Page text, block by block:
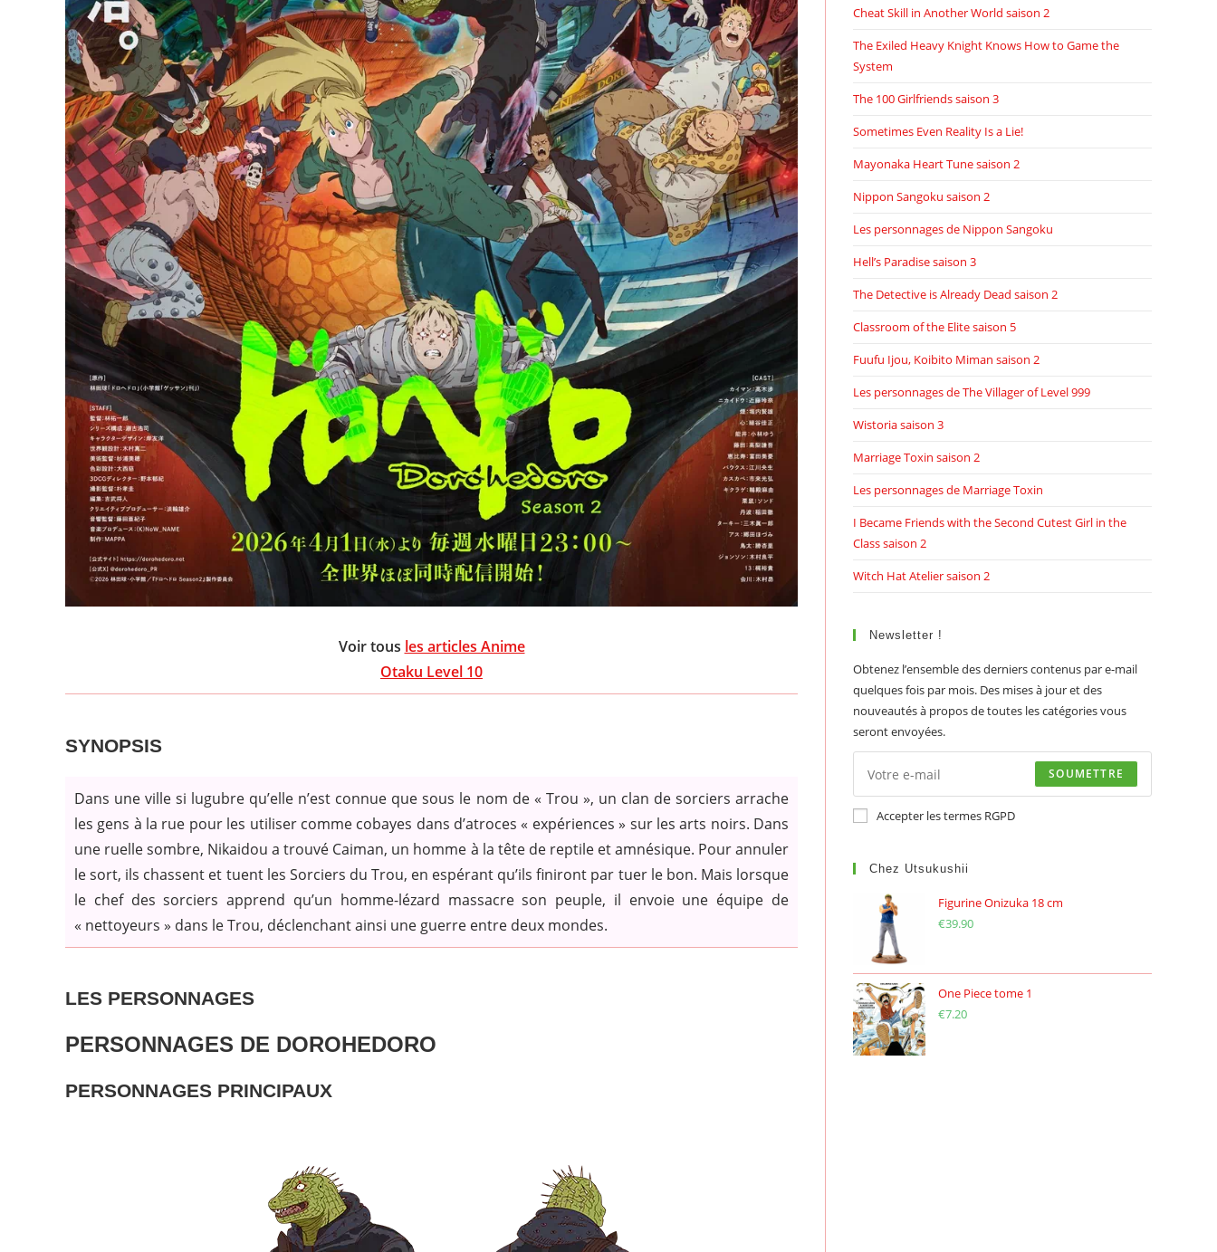
Voir tous les articles Anime
Otaku Level 10
SYNOPSIS
Dans une ville si lugubre qu’elle n’est connue que sous le nom de « Trou », un clan de sorciers arrache
les gens à la rue pour les utiliser comme cobayes dans d’atroces « expériences » sur les arts noirs. Dans
une ruelle sombre, Nikaidou a trouvé Caiman, un homme à la tête de reptile et amnésique. Pour annuler
le sort, ils chassent et tuent les Sorciers du Trou, en espérant qu’ils finiront par tuer le bon. Mais lorsque
le chef des sorciers apprend qu’un homme-lézard massacre son peuple, il envoie une équipe de
« nettoyeurs » dans le Trou, déclenchant ainsi une guerre entre deux mondes.
LES PERSONNAGES
PERSONNAGES DE DOROHEDORO
PERSONNAGES PRINCIPAUX
Cheat Skill in Another World saison 2
The Exiled Heavy Knight Knows How to Game the
System
The 100 Girlfriends saison 3
Sometimes Even Reality Is a Lie!
Mayonaka Heart Tune saison 2
Nippon Sangoku saison 2
Les personnages de Nippon Sangoku
Hell’s Paradise saison 3
The Detective is Already Dead saison 2
Classroom of the Elite saison 5
Fuufu Ijou, Koibito Miman saison 2
Les personnages de The Villager of Level 999
Wistoria saison 3
Marriage Toxin saison 2
Les personnages de Marriage Toxin
I Became Friends with the Second Cutest Girl in the
Class saison 2
Witch Hat Atelier saison 2
Newsletter !
Obtenez l’ensemble des derniers contenus par e-mail
quelques fois par mois. Des mises à jour et des
nouveautés à propos de toutes les catégories vous
seront envoyées.
SOUMETTRE
Accepter les termes RGPD
Chez Utsukushii
Figurine Onizuka 18 cm
€39.90
One Piece tome 1
€7.20